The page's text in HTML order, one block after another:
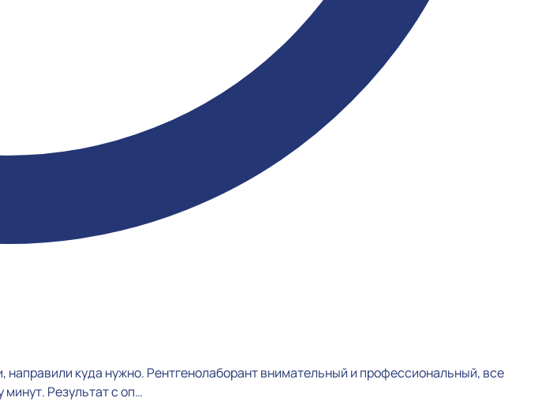
куда нужно. Рентгенолаборант внимательный и профессиональный, все
Результат с оп…